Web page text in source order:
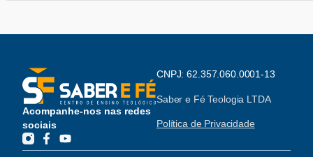
Acompanhe-nos nas redes
sociais
CNPJ: 62.357.060.0001-13
Saber e Fé Teologia LTDA
Política de Privacidade